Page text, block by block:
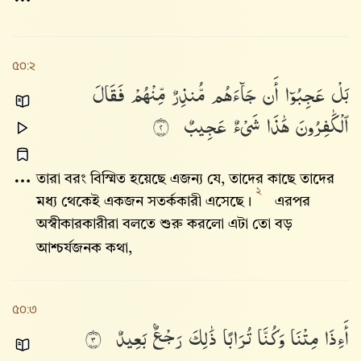
৫০:২
بَلْعَجِبُوٓا۟أَنجَآءَهُممُّنذِرٌمِّنْهُمْفَقَالَ
ٱلْكَٰفِرُونَهَٰذَاشَىْءٌعَجِيبٌ ٢
তারা বরং বিস্মিত হয়েছে এজন্য যে, তাদের কাছে তাদের
মধ্য থেকেই একজন সতর্ককারী এসেছে।
২
এরপর
অস্বীকারকারীরা বলতে শুরু করলো এটা তো বড়
আশ্চর্যজনক কথা,
৫০:৩
أَءِذَامِتْنَاوَكُنَّاتُرَابًاذَٰلِكَرَجْعٌۢبَعِيدٌ ٣